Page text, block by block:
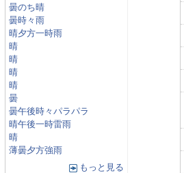
曇のち晴
曇時々雨
晴夕方一時雨
晴
晴
晴
晴
曇
曇午後時々パラパラ
晴午後一時雷雨
晴
薄曇夕方強雨
もっと見る